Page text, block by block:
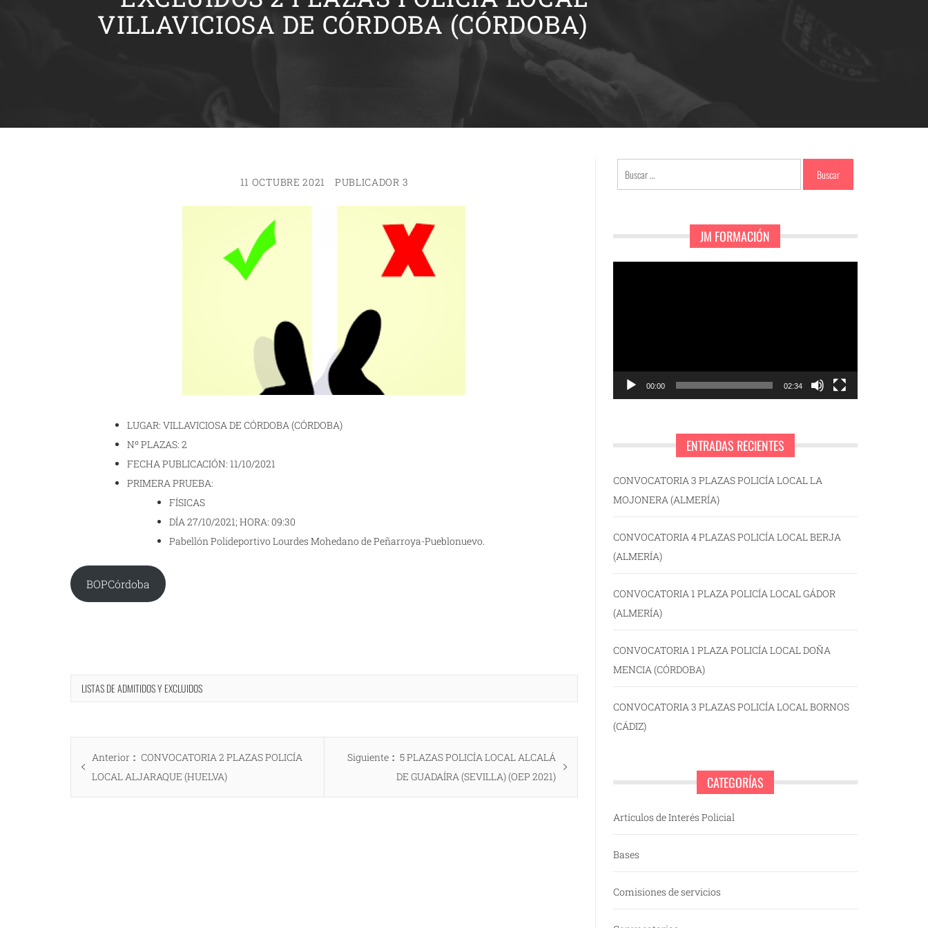
VILLAVICIOSA DE CÓRDOBA (CÓRDOBA)
11 OCTUBRE 2021 PUBLICADOR 3
LUGAR: VILLAVICIOSA DE CÓRDOBA (CÓRDOBA)
Nº PLAZAS: 2
FECHA PUBLICACIÓN: 11/10/2021
PRIMERA PRUEBA:
FÍSICAS
DÍA 27/10/2021; HORA: 09:30
Pabellón Polideportivo Lourdes Mohedano de Peñarroya-Pueblonuevo.
BOPCórdoba
LISTAS DE ADMITIDOS Y EXCLUIDOS
Navegación
de Anterior
Entrada
anterior:
CONVOCATORIA 2 PLAZAS POLICÍA
LOCAL ALJARAQUE (HUELVA)
Siguiente
Entrada
siguiente:
5 PLAZAS POLICÍA LOCAL ALCALÁ
DE GUADAÍRA (SEVILLA) (OEP 2021)
Buscar:
JM FORMACIÓN
00:00 02:34
ENTRADAS RECIENTES
CONVOCATORIA 3 PLAZAS POLICÍA LOCAL LA
MOJONERA (ALMERÍA)
CONVOCATORIA 4 PLAZAS POLICÍA LOCAL BERJA
(ALMERÍA)
CONVOCATORIA 1 PLAZA POLICÍA LOCAL GÁDOR
(ALMERÍA)
CONVOCATORIA 1 PLAZA POLICÍA LOCAL DOÑA
MENCIA (CÓRDOBA)
CONVOCATORIA 3 PLAZAS POLICÍA LOCAL BORNOS
(CÁDIZ)
CATEGORÍAS
Artículos de Interés Policial
Bases
Comisiones de servicios